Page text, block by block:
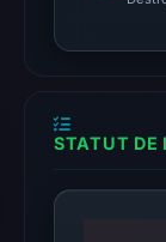
STATUT DE